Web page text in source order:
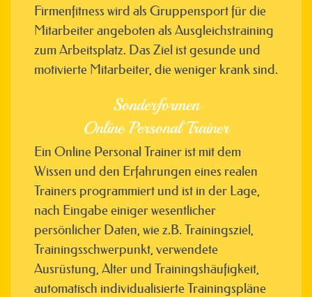
Firmenfitness wird als Gruppensport für die
Mitarbeiter angeboten als Ausgleichstraining
zum Arbeitsplatz. Das Ziel ist gesunde und
motivierte Mitarbeiter, die weniger krank sind.
Sonderformen
Online Personal Trainer
Ein Online Personal Trainer ist mit dem
Wissen und den Erfahrungen eines realen
Trainers programmiert und ist in der Lage,
nach Eingabe einiger wesentlicher
persönlicher Daten, wie z.B. Trainingsziel,
Trainingsschwerpunkt, verwendete
Ausrüstung, Alter und Trainingshäufigkeit,
automatisch individualisierte Trainingspläne